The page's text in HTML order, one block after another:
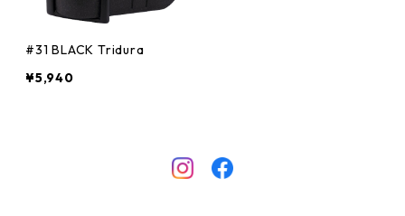
#31 BLACK Tridura
¥5,940